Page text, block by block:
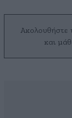
Ακολουθήστε
και